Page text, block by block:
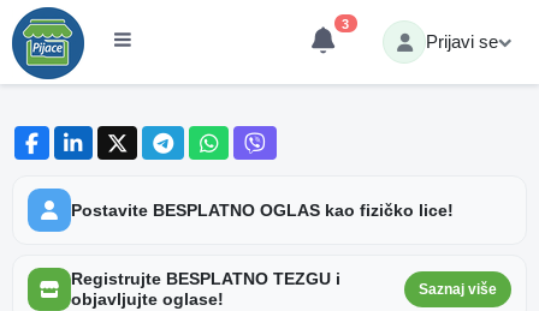
3
Prijavi se
Postavite BESPLATNO OGLAS kao fizičko lice!
Registrujte BESPLATNO TEZGU i
objavljujte oglase!
Saznaj više